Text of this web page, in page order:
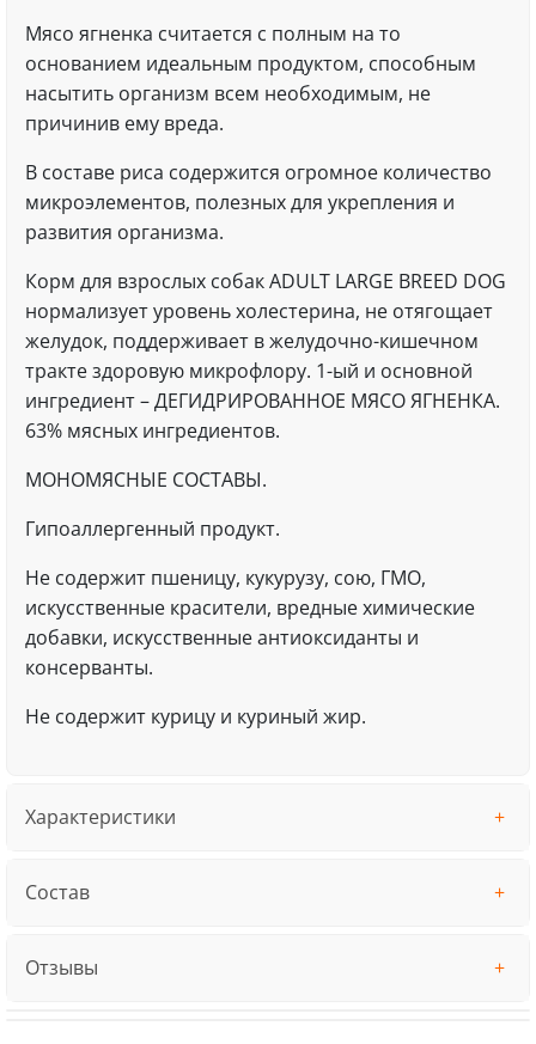
Мясо ягненка считается с полным на то
основанием идеальным продуктом, способным
насытить организм всем необходимым, не
причинив ему вреда.
В составе риса содержится огромное количество
микроэлементов, полезных для укрепления и
развития организма.
Корм для взрослых собак ADULT LARGE BREED DOG
нормализует уровень холестерина, не отягощает
желудок, поддерживает в желудочно-кишечном
тракте здоровую микрофлору. 1-ый и основной
ингредиент – ДЕГИДРИРОВАННОЕ МЯСО ЯГНЕНКА.
63% мясных ингредиентов.
МОНОМЯСНЫЕ СОСТАВЫ.
Гипоаллергенный продукт.
Не содержит пшеницу, кукурузу, сою, ГМО,
искусственные красители, вредные химические
добавки, искусственные антиоксиданты и
консерванты.
Не содержит курицу и куриный жир.
Характеристики
Состав
Отзывы